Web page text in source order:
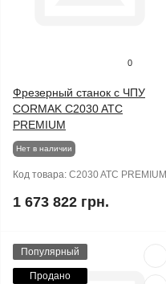
0
Фрезерный станок с ЧПУ
CORMAK C2030 ATC
PREMIUM
Нет в наличии
Код товара: C2030 ATC PREMIUM
1 673 822 грн.
Популярный
Продано